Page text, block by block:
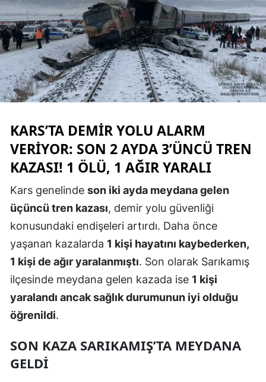
Denizli
Diyarbakır
Edirne
Elazığ
Erzincan
Erzurum
Eskişehir
Giresun
Gümüşhane
Hakkari
Hatay
Isparta
İstanbul
KARS’TA DEMIR YOLU ALARM
VERIYOR: SON 2 AYDA 3’ÜNCÜ TREN
KAZASI! 1 ÖLÜ, 1 AĞIR YARALI
Kars genelinde son iki ayda meydana gelen
üçüncü tren kazası, demir yolu güvenliği
konusundaki endişeleri artırdı. Daha önce
yaşanan kazalarda 1 kişi hayatını kaybederken,
1 kişi de ağır yaralanmıştı. Son olarak Sarıkamış
ilçesinde meydana gelen kazada ise 1 kişi
yaralandı ancak sağlık durumunun iyi olduğu
öğrenildi.
SON KAZA SARIKAMIŞ’TA MEYDANA
GELDI